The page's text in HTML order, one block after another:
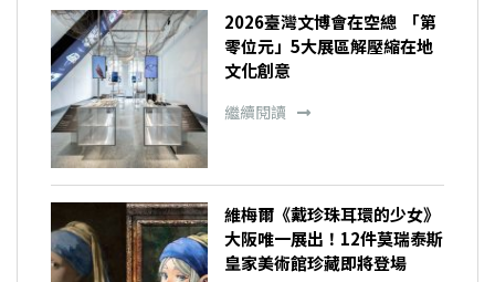
2026臺灣文博會在空總 「第
零位元」5大展區解壓縮在地
文化創意
繼續閱讀
維梅爾《戴珍珠耳環的少女》
大阪唯一展出！12件莫瑞泰斯
皇家美術館珍藏即將登場